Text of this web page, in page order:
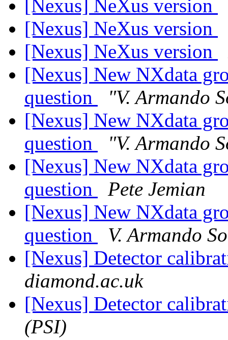
[Nexus] NeXus version
[Nexus] NeXus version
[Nexus] NeXus version
[Nexus] New NXdata
question
"V. Armando
[Nexus] New NXdata
question
"V. Armando
[Nexus] New NXdata
question
Pete Jemian
[Nexus] New NXdata
question
V. Armando
[Nexus] Detector
diamond.ac.uk
[Nexus] Detector
(PSI)